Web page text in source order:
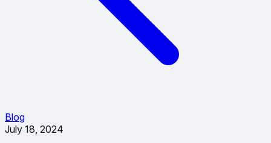
Blog
July 18, 2024